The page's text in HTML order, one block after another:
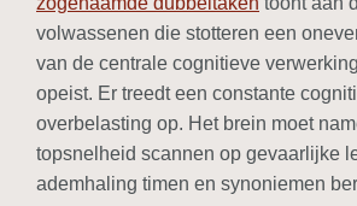
volwassenen die stotteren een
van de centrale cognitieve
opeist. Er treedt een constante
overbelasting op. Het brein moet
topsnelheid scannen op gevaarlijke
ademhaling timen en synoniemen